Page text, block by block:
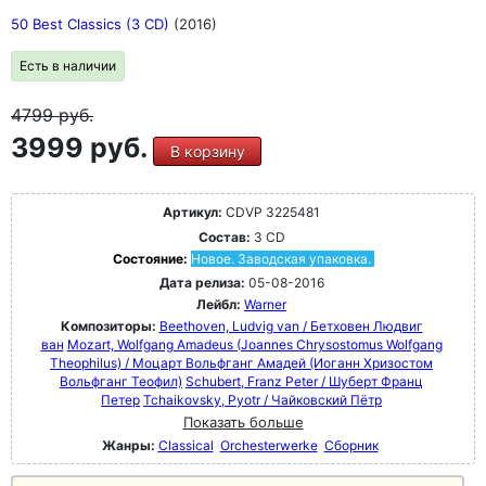
50 Best Classics (3 CD) (2016)
Есть в наличии
4799руб.
3999 руб. В корзину
Артикул: CDVP 3225481
Состав: 3 CD
Состояние: Новое. Заводская упаковка.
Дата релиза: 05-08-2016
Лейбл: Warner
Композиторы: Beethoven, Ludvig van / Бетховен Людвиг
ван Mozart, Wolfgang Amadeus (Joannes Chrysostomus Wolfgang
Theophilus) / Моцарт Вольфганг Амадей (Иоганн Хризостом
Вольфганг Теофил) Schubert, Franz Peter / Шуберт Франц
Петер Tchaikovsky, Pyotr / Чайковский Пётр
Показать больше
Жанры: Classical Orchesterwerke Сборник